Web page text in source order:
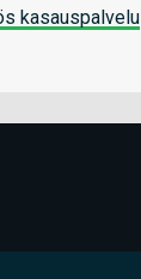
kasauspalvelu